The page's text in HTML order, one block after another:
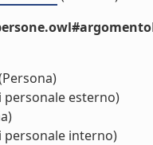
personale esterno)
personale interno)